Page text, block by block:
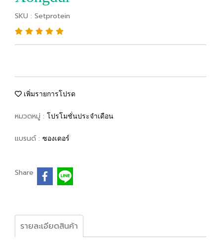
SKU : Setprotein
เพิ่มรายการโปรด
หมวดหมู่ : โปรโมชั่นประจำเดือน
แบรนด์ : ซองเดอร์
Share
รายละเอียดสินค้า